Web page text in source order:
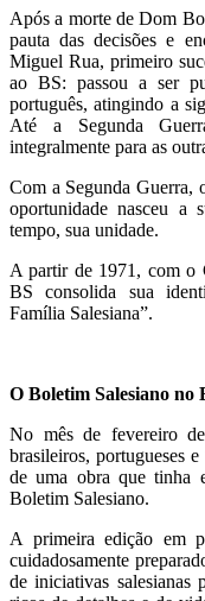
Após a morte de Dom
pauta das decisões e
Miguel Rua, primeiro
ao BS: passou a ser
português, atingindo a
Até a Segunda
integralmente para as
Com a Segunda Guerra,
oportunidade nasceu a
tempo, sua unidade.
A partir de 1971, com o
BS consolida sua
Família Salesiana”.
O Boletim Salesiano no
No mês de fevereiro
brasileiros, portugueses
de uma obra que tinha
Boletim Salesiano.
A primeira edição em
cuidadosamente
de iniciativas salesianas